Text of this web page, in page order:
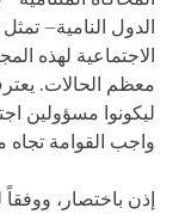
الدول النامية–
الاجتماعية لهذه
معظم الحالات.
ليكونوا مسؤولين
واجب القوامة
إذن باختصار، ووفقاً